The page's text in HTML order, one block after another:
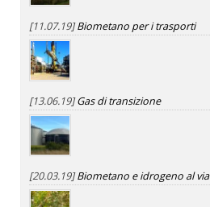
[11.07.19]Biometano per i trasporti
[13.06.19]Gas di transizione
[20.03.19]Biometano e idrogeno al via